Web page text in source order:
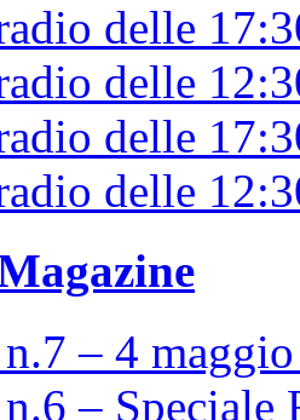
delle
delle
delle
delle
– 4
– Speciale